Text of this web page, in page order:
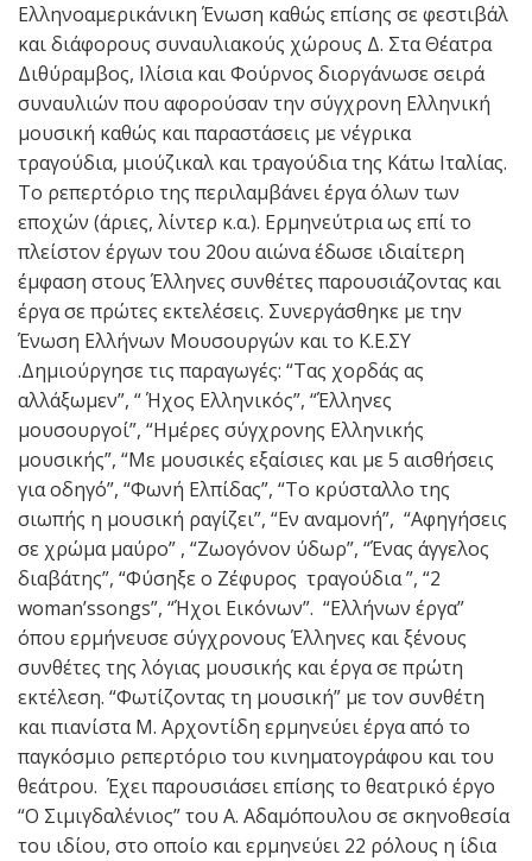
Ελληνοαμερικάνικη Ένωση καθώς επίσης σε φεστιβάλ
και διάφορους συναυλιακούς χώρους Δ. Στα Θέατρα
Διθύραμβος, Ιλίσια και Φούρνος διοργάνωσε σειρά
συναυλιών που αφορούσαν την σύγχρονη Ελληνική
μουσική καθώς και παραστάσεις με νέγρικα
τραγούδια, μιούζικαλ και τραγούδια της Κάτω Ιταλίας.
Το ρεπερτόριο της περιλαμβάνει έργα όλων των
εποχών (άριες, λίντερ κ.α.). Ερμηνεύτρια ως επί το
πλείστον έργων του 20ου αιώνα έδωσε ιδιαίτερη
έμφαση στους Έλληνες συνθέτες παρουσιάζοντας και
έργα σε πρώτες εκτελέσεις. Συνεργάσθηκε με την
Ένωση Ελλήνων Μουσουργών και το Κ.Ε.ΣΥ
.Δημιούργησε τις παραγωγές: “Τας χορδάς ας
αλλάξωμεν”, “ Ήχος Ελληνικός”, “Έλληνες
μουσουργοί”, “Ημέρες σύγχρονης Ελληνικής
μουσικής”, “Με μουσικές εξαίσιες και με 5 αισθήσεις
για οδηγό”, “Φωνή Ελπίδας”, “Το κρύσταλλο της
σιωπής η μουσική ραγίζει”, “Εν αναμονή”, “Αφηγήσεις
σε χρώμα μαύρο” , “Ζωογόνον ύδωρ”, “Ένας άγγελος
διαβάτης”, “Φύσηξε ο Ζέφυρος τραγούδια ”, “2
woman’ssongs”, “Ήχοι Εικόνων”. “Ελλήνων έργα”
όπου ερμήνευσε σύγχρονους Έλληνες και ξένους
συνθέτες της λόγιας μουσικής και έργα σε πρώτη
εκτέλεση. “Φωτίζοντας τη μουσική” με τον συνθέτη
και πιανίστα Μ. Αρχοντίδη ερμηνεύει έργα από το
παγκόσμιο ρεπερτόριο του κινηματογράφου και του
θεάτρου. Έχει παρουσιάσει επίσης το θεατρικό έργο
“Ο Σιμιγδαλένιος” του Α. Αδαμόπουλου σε σκηνοθεσία
του ιδίου, στο οποίο και ερμηνεύει 22 ρόλους η ίδια